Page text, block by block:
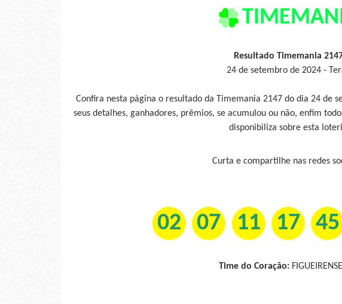
Resultado Timemania
24 de setembro de 2024 -
Confira nesta página o resultado da Timemania 2147 do dia 24 de
seus detalhes, ganhadores, prêmios, se acumulou ou não, enfim
disponibiliza sobre esta
Curta e compartilhe nas redes
02 07 11 17 45
Time do Coração: